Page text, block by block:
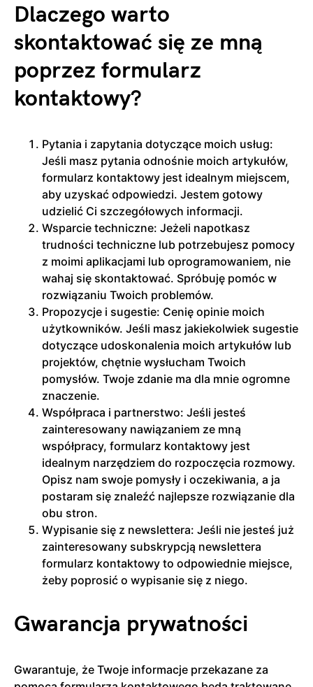
Dlaczego warto
skontaktować się ze mną
poprzez formularz
kontaktowy?
Pytania i zapytania dotyczące moich usług:
Jeśli masz pytania odnośnie moich artykułów,
formularz kontaktowy jest idealnym miejscem,
aby uzyskać odpowiedzi. Jestem gotowy
udzielić Ci szczegółowych informacji.
Wsparcie techniczne: Jeżeli napotkasz
trudności techniczne lub potrzebujesz pomocy
z moimi aplikacjami lub oprogramowaniem, nie
wahaj się skontaktować. Spróbuję pomóc w
rozwiązaniu Twoich problemów.
Propozycje i sugestie: Cenię opinie moich
użytkowników. Jeśli masz jakiekolwiek sugestie
dotyczące udoskonalenia moich artykułów lub
projektów, chętnie wysłucham Twoich
pomysłów. Twoje zdanie ma dla mnie ogromne
znaczenie.
Współpraca i partnerstwo: Jeśli jesteś
zainteresowany nawiązaniem ze mną
współpracy, formularz kontaktowy jest
idealnym narzędziem do rozpoczęcia rozmowy.
Opisz nam swoje pomysły i oczekiwania, a ja
postaram się znaleźć najlepsze rozwiązanie dla
obu stron.
Wypisanie się z newslettera: Jeśli nie jesteś już
zainteresowany subskrypcją newslettera
formularz kontaktowy to odpowiednie miejsce,
żeby poprosić o wypisanie się z niego.
Gwarancja prywatności
Gwarantuje, że Twoje informacje przekazane za